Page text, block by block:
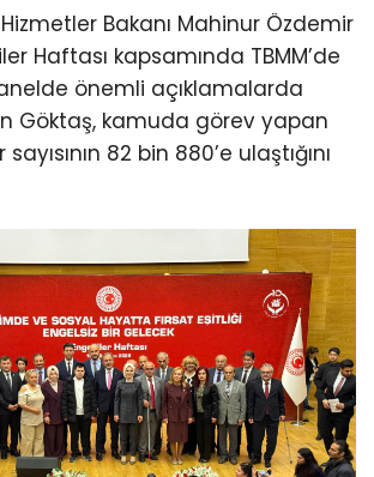
Bakanı Mahinur Özdemir
Haftası kapsamında TBMM’de
önemli açıklamalarda
Göktaş, kamuda görev yapan
82 bin 880’e ulaştığını